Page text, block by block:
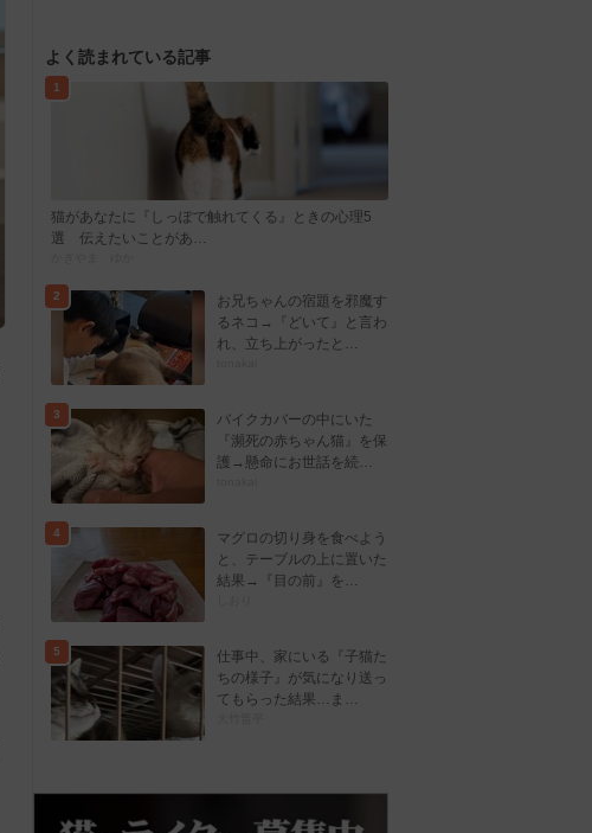
よく読まれている記事
1
猫があなたに『しっぽで触れてくる』ときの心理5
選 伝えたいことがあ…
2
お兄ちゃんの宿題を邪魔す
るネコ→『どいて』と言わ
れ、立ち上がったと…
3
バイクカバーの中にいた
『瀕死の赤ちゃん猫』を保
護→懸命にお世話を続…
4
マグロの切り身を食べよう
と、テーブルの上に置いた
結果→『目の前』を…
5
仕事中、家にいる『子猫た
ちの様子』が気になり送っ
てもらった結果…ま…